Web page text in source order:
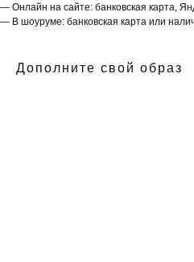
— Онлайн на сайте: банковская карта,
— В шоуруме: банковская карта или
Дополните свой образ